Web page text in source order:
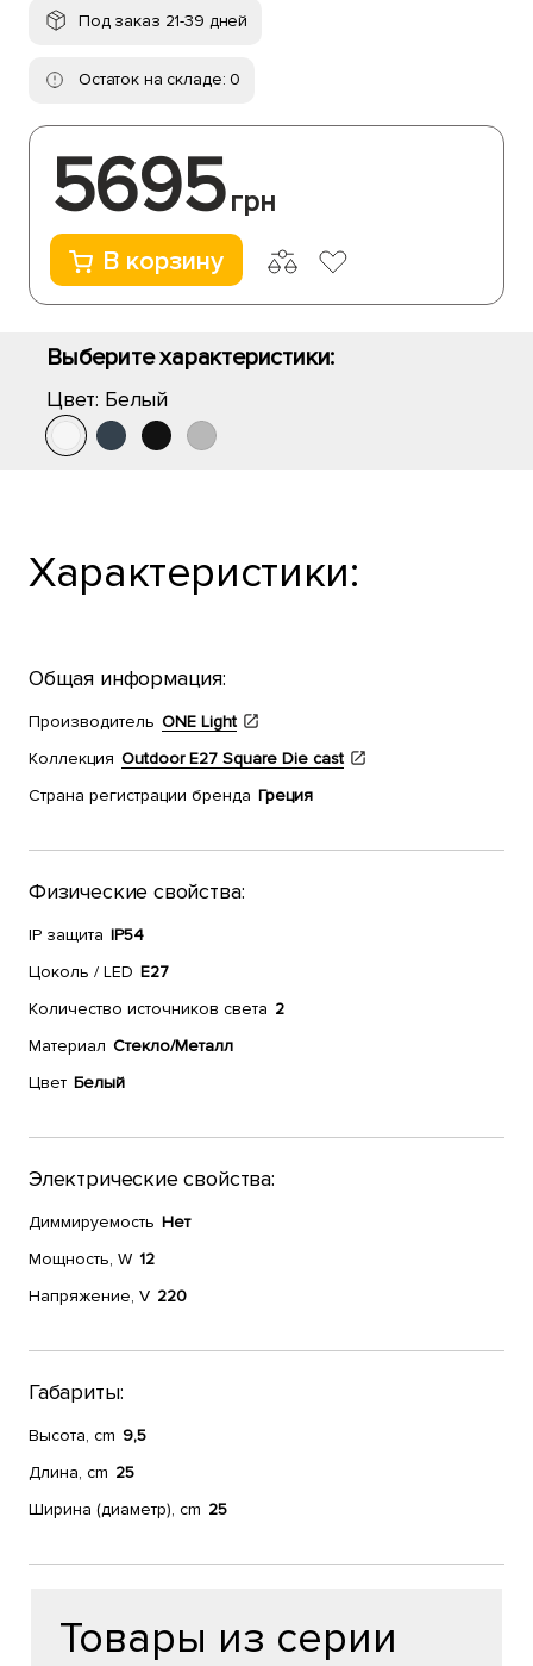
Под заказ 21-39 дней
Остаток на складе: 0
5695грн
В корзину
Выберите характеристики:
Цвет: Белый
Характеристики:
Общая информация:
Производитель ONE Light
Коллекция Outdoor E27 Square Die cast
Страна регистрации бренда Греция
Физические свойства:
IP защита IP54
Цоколь / LED E27
Количество источников света 2
Материал Стекло/Металл
Цвет Белый
Электрические свойства:
Диммируемость Нет
Мощность, W 12
Напряжение, V 220
Габариты:
Высота, cm 9,5
Длина, cm 25
Ширина (диаметр), cm 25
Товары из серии